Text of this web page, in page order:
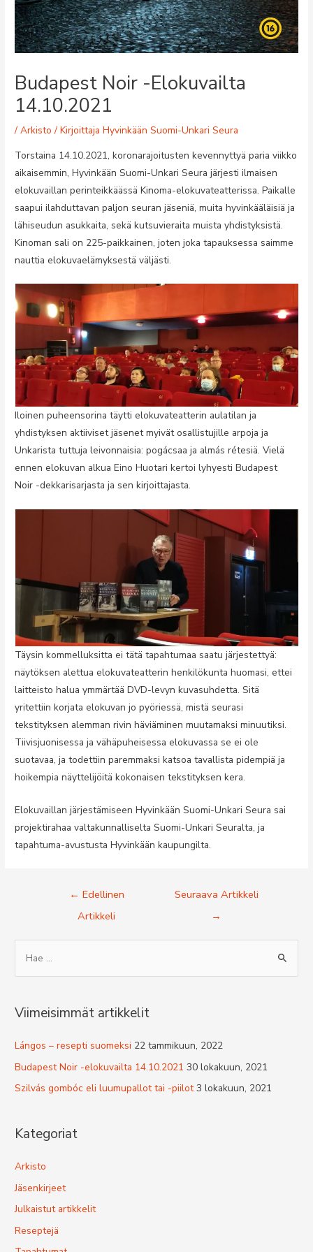
Budapest Noir -elokuvailta
14.10.2021
/Arkisto / KirjoittajaHyvinkään Suomi-Unkari Seura
Torstaina 14.10.2021, koronarajoitusten kevennyttyä paria viikko
aikaisemmin, Hyvinkään Suomi-Unkari Seura järjesti ilmaisen
elokuvaillan perinteikkäässä Kinoma-elokuvateatterissa. Paikalle
saapui ilahduttavan paljon seuran jäseniä, muita hyvinkääläisiä ja
lähiseudun asukkaita, sekä kutsuvieraita muista yhdistyksistä.
Kinoman sali on 225-paikkainen, joten joka tapauksessa saimme
nauttia elokuvaelämyksestä väljästi.
Iloinen puheensorina täytti elokuvateatterin aulatilan ja
yhdistyksen aktiiviset jäsenet myivät osallistujille arpoja ja
Unkarista tuttuja leivonnaisia: pogácsaa ja almás rétesiä. Vielä
ennen elokuvan alkua Eino Huotari kertoi lyhyesti Budapest
Noir -dekkarisarjasta ja sen kirjoittajasta.
Täysin kommelluksitta ei tätä tapahtumaa saatu järjestettyä:
näytöksen alettua elokuvateatterin henkilökunta huomasi, ettei
laitteisto halua ymmärtää DVD-levyn kuvasuhdetta. Sitä
yritettiin korjata elokuvan jo pyöriessä, mistä seurasi
tekstityksen alemman rivin häviäminen muutamaksi minuutiksi.
Tiivisjuonisessa ja vähäpuheisessa elokuvassa se ei ole
suotavaa, ja todettiin paremmaksi katsoa tavallista pidempiä ja
hoikempia näyttelijöitä kokonaisen tekstityksen kera.
Elokuvaillan järjestämiseen Hyvinkään Suomi-Unkari Seura sai
projektirahaa valtakunnalliselta Suomi-Unkari Seuralta, ja
tapahtuma-avustusta Hyvinkään kaupungilta.
Artikkelien
← Edellinen
Artikkeli
Seuraava Artikkeli
→
r
h
f
Viimeisimmät artikkelit
Lángos – resepti suomeksi 22 tammikuun, 2022
Budapest Noir -elokuvailta 14.10.2021 30 lokakuun, 2021
Szilvás gombóc eli luumupallot tai -piilot 3 lokakuun, 2021
Kategoriat
Arkisto
Jäsenkirjeet
Julkaistut artikkelit
Reseptejä